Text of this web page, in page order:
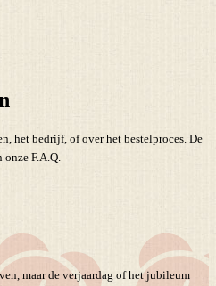
het bedrijf, of over het bestelproces. De
onze F.A.Q.
maar de verjaardag of het jubileum